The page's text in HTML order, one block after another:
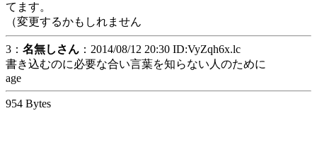
てます。
（変更するかもしれません
3： 名無しさん ：2014/08/12 20:30 ID:VyZqh6x.lc
書き込むのに必要な合い言葉を知らない人のために
age
954 Bytes